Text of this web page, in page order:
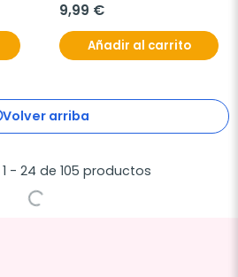
9,99 €
Añadir al carrito
Volver arriba
- 24 de 105 productos